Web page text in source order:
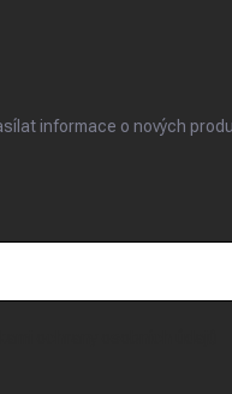
informace o nových